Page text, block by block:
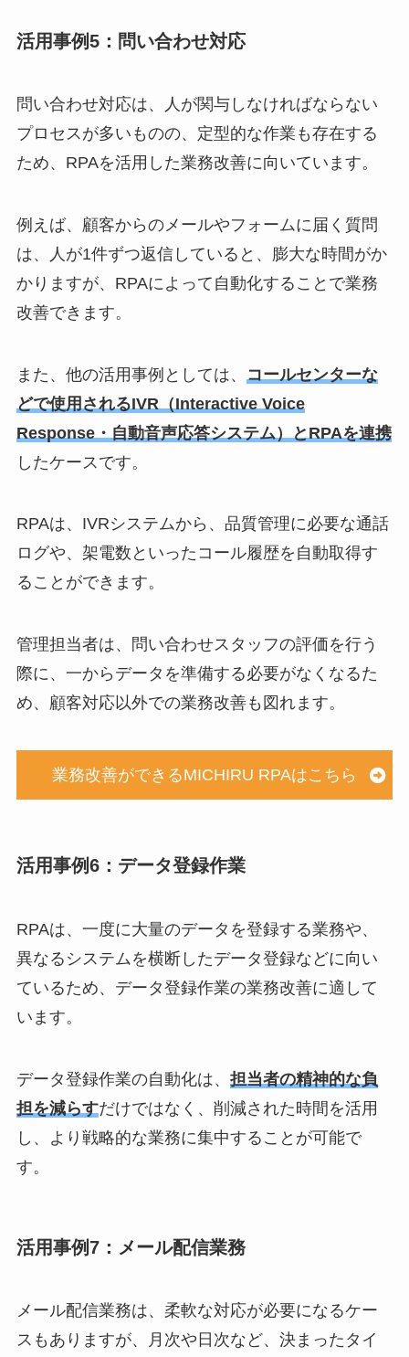
活用事例5：問い合わせ対応
問い合わせ対応は、人が関与しなければならない
プロセスが多いものの、定型的な作業も存在する
ため、RPAを活用した業務改善に向いています。
例えば、顧客からのメールやフォームに届く質問
は、人が1件ずつ返信していると、膨大な時間がか
かりますが、RPAによって自動化することで業務
改善できます。
また、他の活用事例としては、
コールセンターな
どで使用されるIVR（Interactive Voice
Response・自動音声応答システム）とRPAを連携
したケースです。
RPAは、IVRシステムから、品質管理に必要な通話
ログや、架電数といったコール履歴を自動取得す
ることができます。
管理担当者は、問い合わせスタッフの評価を行う
際に、一からデータを準備する必要がなくなるた
め、顧客対応以外での業務改善も図れます。
業務改善ができるMICHIRU RPAはこちら
活用事例6：データ登録作業
RPAは、一度に大量のデータを登録する業務や、
異なるシステムを横断したデータ登録などに向い
ているため、データ登録作業の業務改善に適して
います。
データ登録作業の自動化は、 担当者の精神的な負
担を減らすだけではなく、削減された時間を活用
し、より戦略的な業務に集中することが可能で
す。
活用事例7：メール配信業務
メール配信業務は、柔軟な対応が必要になるケー
スもありますが、月次や日次など、決まったタイ